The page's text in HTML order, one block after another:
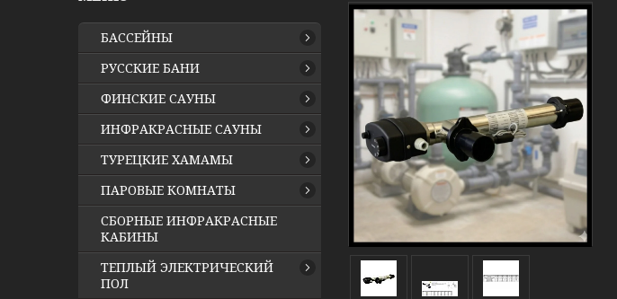
БАССЕЙНЫ
РУССКИЕ БАНИ
ФИНСКИЕ САУНЫ
ИНФРАКРАСНЫЕ САУНЫ
ТУРЕЦКИЕ ХАМАМЫ
ПАРОВЫЕ КОМНАТЫ
СБОРНЫЕ ИНФРАКРАСНЫЕ
КАБИНЫ
ТЕПЛЫЙ ЭЛЕКТРИЧЕСКИЙ
ПОЛ